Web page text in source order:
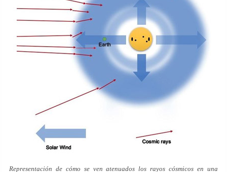
Representación de cómo se ven atenuados los rayos cósmicos en una